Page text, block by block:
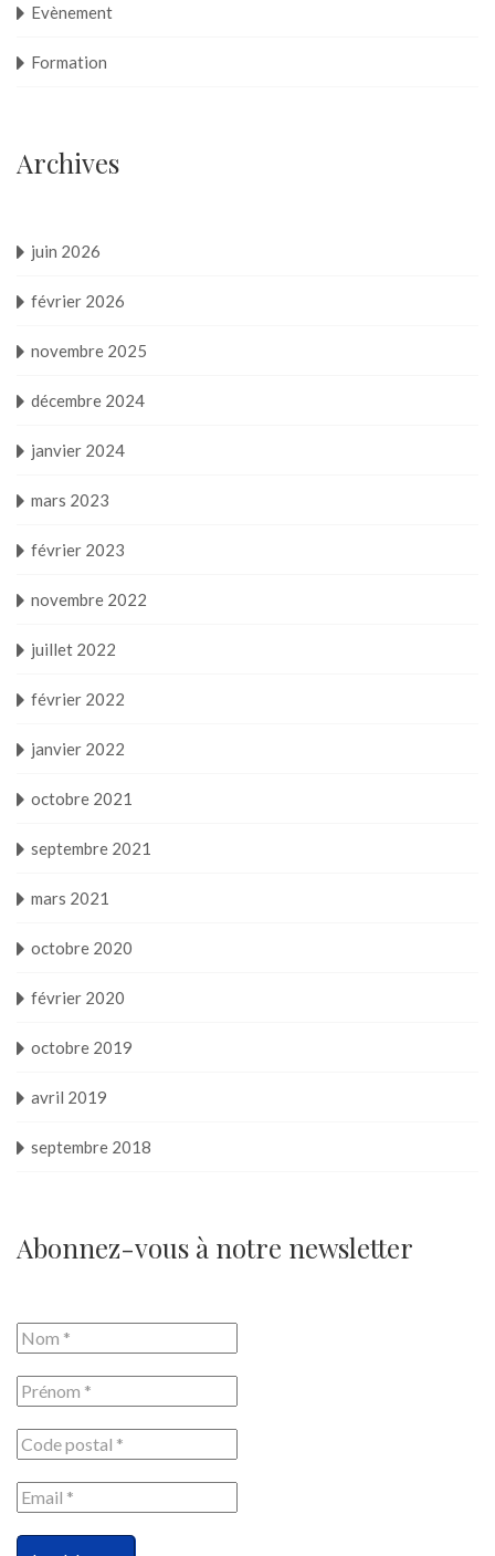
Evènement
Formation
Archives
juin 2026
février 2026
novembre 2025
décembre 2024
janvier 2024
mars 2023
février 2023
novembre 2022
juillet 2022
février 2022
janvier 2022
octobre 2021
septembre 2021
mars 2021
octobre 2020
février 2020
octobre 2019
avril 2019
septembre 2018
Abonnez-vous à notre newsletter